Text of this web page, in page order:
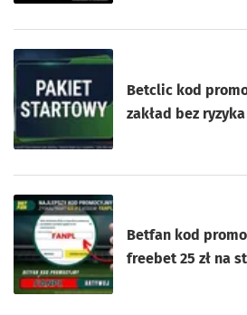
Betclic kod
zakład bez ryzyka
Betfan kod
freebet 25 zł na